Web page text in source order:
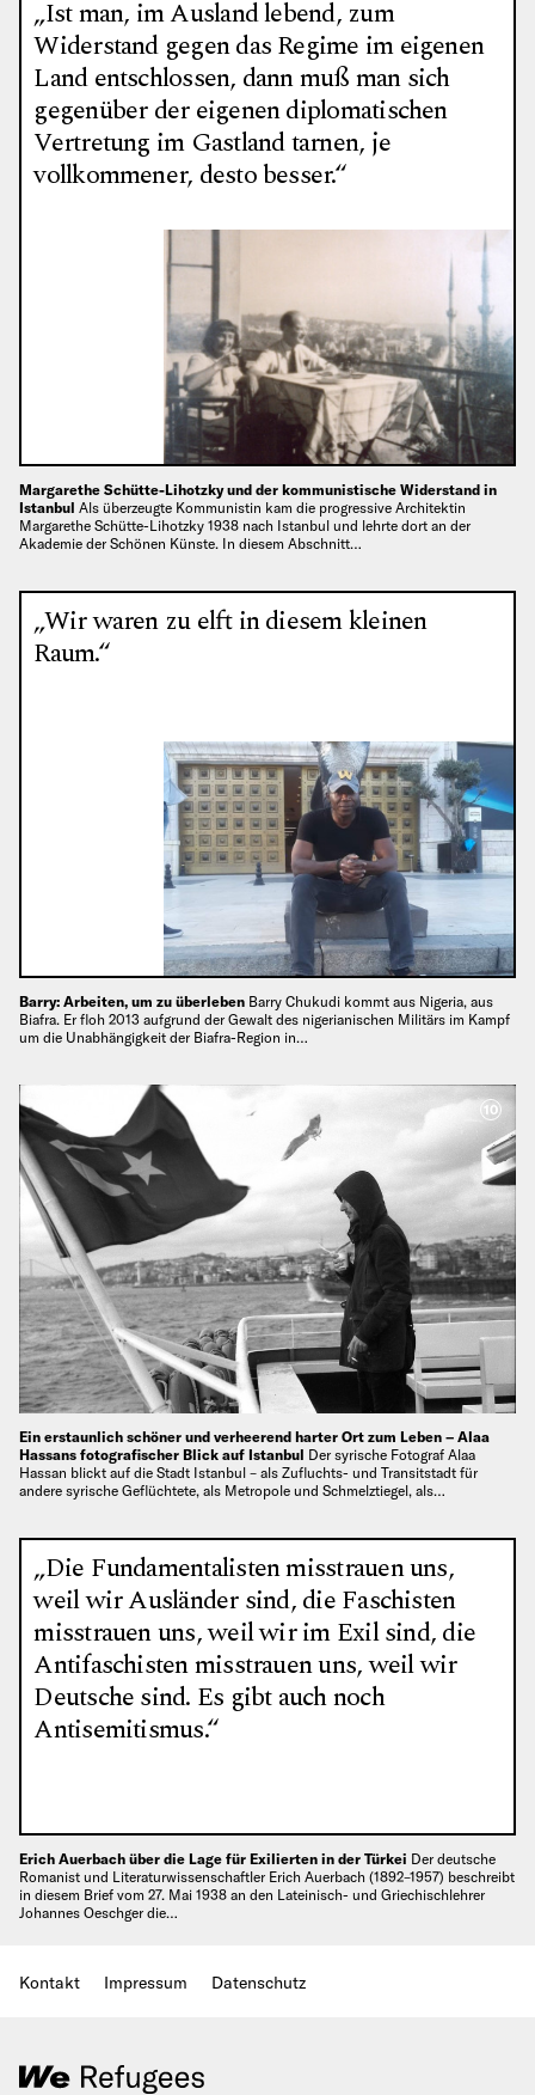
„Ist man, im Ausland lebend, zum
Widerstand gegen das Regime im eigenen
Land entschlossen, dann muß man sich
gegenüber der eigenen diplomatischen
Vertretung im Gastland tarnen, je
vollkommener, desto besser.“
Margarethe Schütte-Lihotzky und der kommunistische Widerstand in
Istanbul Als überzeugte Kommunistin kam die progressive Architektin
Margarethe Schütte-Lihotzky 1938 nach Istanbul und lehrte dort an der
Akademie der Schönen Künste. In diesem Abschnitt…
„Wir waren zu elft in diesem kleinen
Raum.“
Barry: Arbeiten, um zu überleben Barry Chukudi kommt aus Nigeria, aus
Biafra. Er floh 2013 aufgrund der Gewalt des nigerianischen Militärs im Kampf
um die Unabhängigkeit der Biafra-Region in…
10
Ein erstaunlich schöner und verheerend harter Ort zum Leben – Alaa
Hassans fotografischer Blick auf Istanbul Der syrische Fotograf Alaa
Hassan blickt auf die Stadt Istanbul – als Zufluchts- und Transitstadt für
andere syrische Geflüchtete, als Metropole und Schmelztiegel, als…
„Die Fundamentalisten misstrauen uns,
weil wir Ausländer sind, die Faschisten
misstrauen uns, weil wir im Exil sind, die
Antifaschisten misstrauen uns, weil wir
Deutsche sind. Es gibt auch noch
Antisemitismus.“
Erich Auerbach über die Lage für Exilierten in der Türkei Der deutsche
Romanist und Literaturwissenschaftler Erich Auerbach (1892–1957) beschreibt
in diesem Brief vom 27. Mai 1938 an den Lateinisch- und Griechischlehrer
Johannes Oeschger die…
Kontakt Impressum Datenschutz